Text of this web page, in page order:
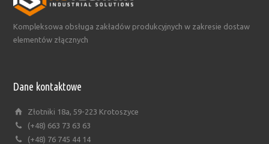
Kompleksowa obsługa zakładów produkcyjnych w zakresie dostaw
elementów złącznych
Dane kontaktowe
Złotniki 18a, 59-223 Krotoszyce
(+48) 663 73 63 63
(+48) 76 745 44 14